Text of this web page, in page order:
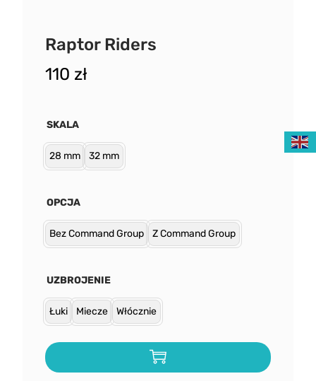
Raptor Riders
110 zł
SKALA
28 mm 32 mm
OPCJA
Bez Command Group Z Command Group
UZBROJENIE
Łuki Miecze Włócznie